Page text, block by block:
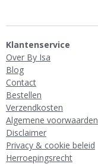
Klantenservice
Over By Isa
Blog
Contact
Bestellen
Verzendkosten
Algemene voorwaarden
Disclaimer
Privacy & cookie beleid
Herroepingsrecht